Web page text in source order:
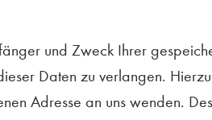
und Zweck Ihrer
Daten zu verlangen.
Adresse an uns wenden.